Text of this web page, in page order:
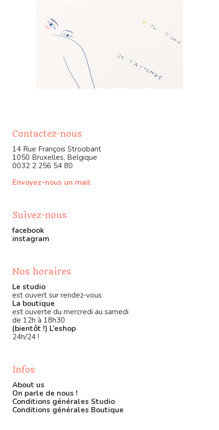
Contactez-nous
14 Rue François Stroobant
1050 Bruxelles, Belgique
0032 2 256 54 80
Envoyez-nous un mail
Suivez-nous
facebook
instagram
Nos horaires
Le studio
est ouvert sur rendez-vous
La boutique
est ouverte du mercredi au samedi
de 12h à 18h30
(bientôt !) L’eshop
24h/24 !
Infos
About us
On parle de nous !
Conditions générales Studio
Conditions générales Boutique